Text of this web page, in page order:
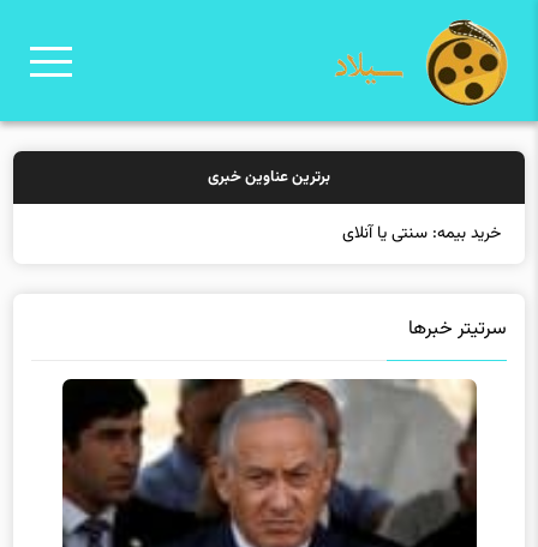
برترین عناوین خبری
خرید بیمه: سنتی یا آنلاین؟ کدام
سرتیتر خبرها